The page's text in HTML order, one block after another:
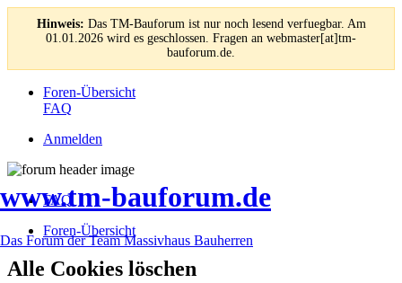
Hinweis: Das TM-Bauforum ist nur noch lesend verfuegbar. Am
01.01.2026 wird es geschlossen. Fragen an webmaster[at]tm-
bauforum.de.
Foren-Übersicht
FAQ
Anmelden
www.tm-bauforum.de
Das Forum der Team Massivhaus Bauherren
FAQ
Foren-Übersicht
Alle Cookies löschen